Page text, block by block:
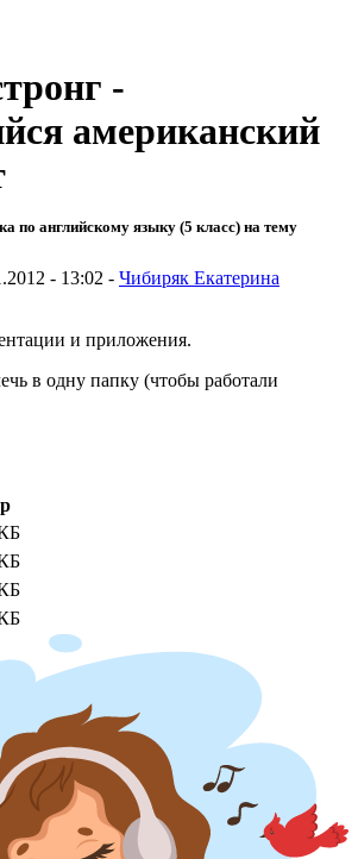
-
американский
по английскому языку (5 класс) на тему
- 13:02 - Чибиряк Екатерина
и приложения.
в одну папку (чтобы работали